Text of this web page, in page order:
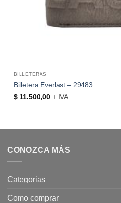
BILLETERAS
Billetera Everlast – 29483
$11.500,00+ IVA
CONOZCA MÁS
Categorias
Como comprar